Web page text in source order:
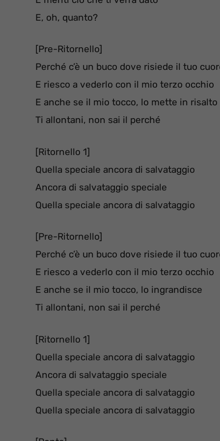
E, oh, quanto?
[Pre-Ritornello]
Perché c’è un buco dove risiede il tuo
E riesco a vederlo con il mio terzo occhio
E anche se il mio tocco, lo mette in risalto
Ti allontani, non sai il perché
[Ritornello 1]
Quella speciale ancora di salvataggio
Ancora di salvataggio speciale
Quella speciale ancora di salvataggio
[Pre-Ritornello]
Perché c’è un buco dove risiede il tuo
E riesco a vederlo con il mio terzo occhio
E anche se il mio tocco, lo ingrandisce
Ti allontani, non sai il perché
[Ritornello 1]
Quella speciale ancora di salvataggio
Ancora di salvataggio speciale
Quella speciale ancora di salvataggio
Quella speciale ancora di salvataggio